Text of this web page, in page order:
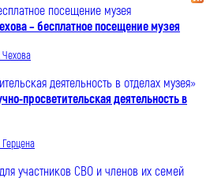
– бесплатное посещение музея
просветительская деятельность в